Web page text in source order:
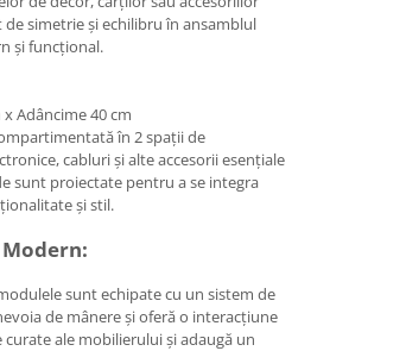
simetrie și echilibru în ansamblul
și funcțional.
Adâncime 40 cm
în 2 spații de
cabluri și alte accesorii esențiale
sunt proiectate pentru a se integra
și stil.
sunt echipate cu un sistem de
de mânere și oferă o interacțiune
ale mobilierului și adaugă un